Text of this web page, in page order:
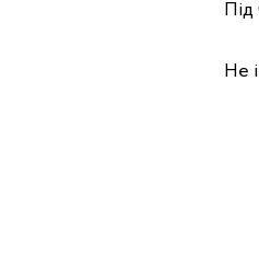
Під
Не